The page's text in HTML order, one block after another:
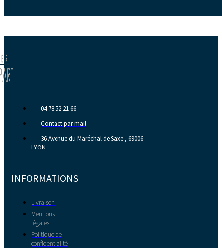
04 78 52 21 66
Contact par mail
36 Avenue du Maréchal de Saxe , 69006
LYON
INFORMATIONS
Livraison
Mentions
légales
Politique de
confidentialité